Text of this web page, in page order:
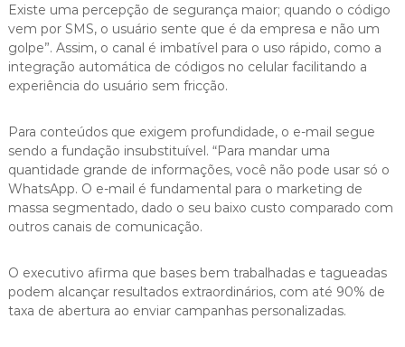
Existe uma percepção de segurança maior; quando o código
vem por SMS, o usuário sente que é da empresa e não um
golpe”. Assim, o canal é imbatível para o uso rápido, como a
integração automática de códigos no celular facilitando a
experiência do usuário sem fricção.
Para conteúdos que exigem profundidade, o e-mail segue
sendo a fundação insubstituível. “Para mandar uma
quantidade grande de informações, você não pode usar só o
WhatsApp. O e-mail é fundamental para o marketing de
massa segmentado, dado o seu baixo custo comparado com
outros canais de comunicação.
O executivo afirma que bases bem trabalhadas e tagueadas
podem alcançar resultados extraordinários, com até 90% de
taxa de abertura ao enviar campanhas personalizadas.